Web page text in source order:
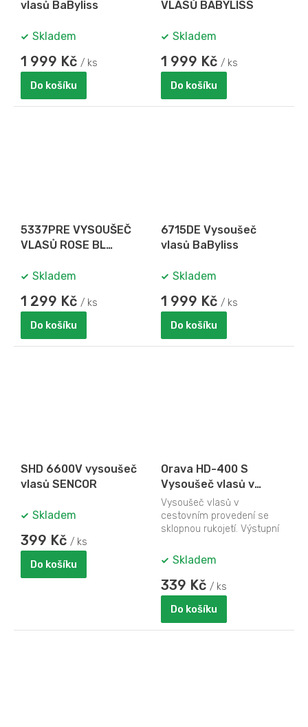
vlasů BaByliss
Skladem
1 999 Kč / ks
Do košíku
VLASŮ BABYLISS
Skladem
1 999 Kč / ks
Do košíku
5337PRE VYSOUŠEČ
VLASŮ ROSE BL
Skladem
1 299 Kč / ks
Do košíku
6715DE Vysoušeč
vlasů BaByliss
Skladem
1 999 Kč / ks
Do košíku
SHD 6600V vysoušeč
vlasů SENCOR
Skladem
399 Kč / ks
Do košíku
Orava HD-400 S
Vysoušeč vlasů v
cestovním provedení
se sklopnou rukojetí
Vysoušeč vlasů v
cestovním provedení se
sklopnou rukojetí. Výstupní
homogenní koncentraci
Skladem
339 Kč / ks
Do košíku